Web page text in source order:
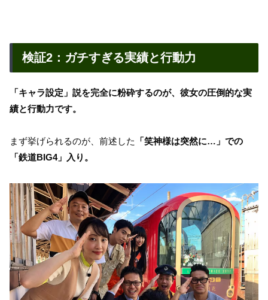
検証2：ガチすぎる実績と行動力
「キャラ設定」説を完全に粉砕するのが、彼女の圧倒的な実
績と行動力です。
まず挙げられるのが、前述した
「笑神様は突然に…」での
「鉄道BIG4」入り。